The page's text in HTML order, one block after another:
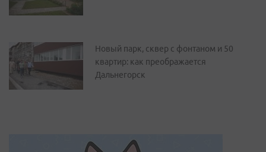
Новый парк, сквер с фонтаном и 50
квартир: как преображается
Дальнегорск